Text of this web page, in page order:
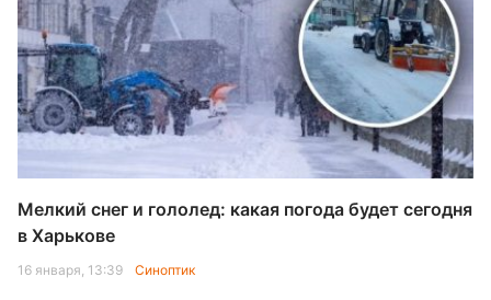
Мелкий снег и гололед: какая погода будет сегодня
в Харькове
16 января, 13:39 Синоптик